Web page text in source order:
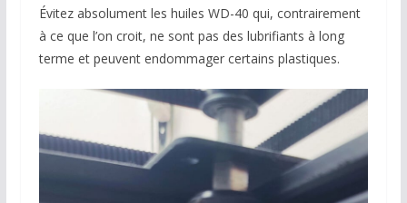
Évitez absolument les huiles WD-40 qui, contrairement
à ce que l’on croit, ne sont pas des lubrifiants à long
terme et peuvent endommager certains plastiques.